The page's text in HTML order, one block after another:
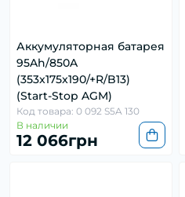
Аккумуляторная батарея
95Ah/850A
(353x175x190/+R/B13)
(Start-Stop AGM)
Код товара: 0 092 S5A 130
В наличии
12 066грн